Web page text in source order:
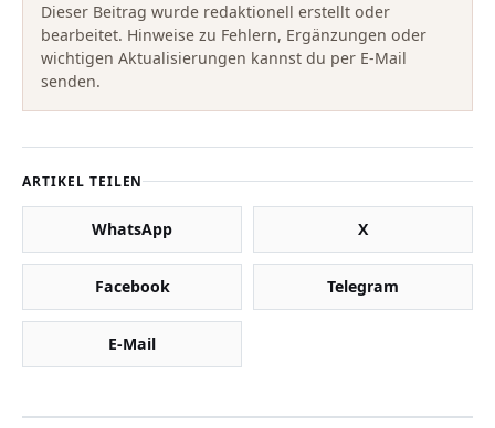
Dieser Beitrag wurde redaktionell erstellt oder
bearbeitet. Hinweise zu Fehlern, Ergänzungen oder
wichtigen Aktualisierungen kannst du per E-Mail
senden.
ARTIKEL TEILEN
WhatsApp X
Facebook Telegram
E-Mail